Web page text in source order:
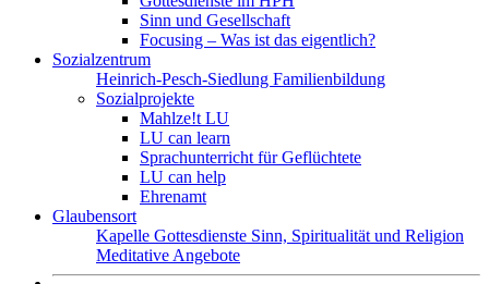
Sinn und Gesellschaft
Focusing – Was ist das eigentlich?
Sozialzentrum
Heinrich-Pesch-Siedlung Familienbildung
Sozialprojekte
Mahlze!t LU
LU can learn
Sprachunterricht für Geflüchtete
LU can help
Ehrenamt
Glaubensort
Kapelle Gottesdienste Sinn, Spiritualität und Religion
Meditative Angebote